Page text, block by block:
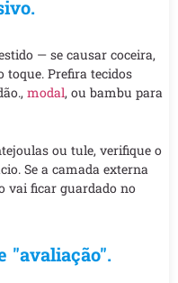
— se causar coceira,
toque. Prefira tecidos
modal, ou bambu para
ou tule, verifique o
Se a camada externa
vai ficar guardado no
"avaliação".